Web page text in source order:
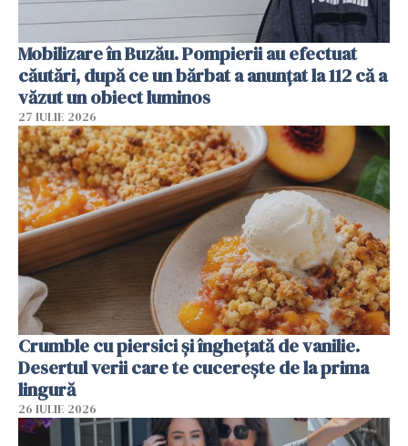
Mobilizare în Buzău. Pompierii au efectuat
căutări, după ce un bărbat a anunțat la 112 că a
văzut un obiect luminos
27 IULIE 2026
Crumble cu piersici și înghețată de vanilie.
Desertul verii care te cucerește de la prima
lingură
26 IULIE 2026